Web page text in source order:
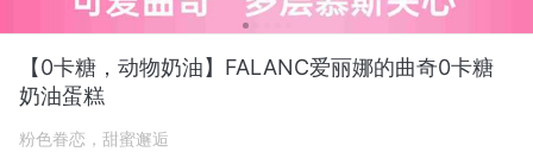
【0卡糖，动物奶油】FALANC爱丽娜的曲奇0卡糖
奶油蛋糕
粉色眷恋，甜蜜邂逅